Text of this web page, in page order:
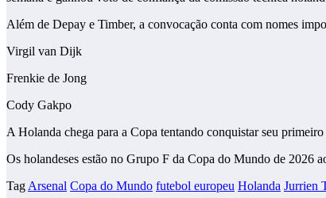
Além de Depay e Timber, a convocação conta com nomes
Virgil van Dijk
Frenkie de Jong
Cody Gakpo
A Holanda chega para a Copa tentando conquistar seu
Os holandeses estão no Grupo F da Copa do Mundo de 2026
Tag Arsenal Copa do Mundo futebol europeu Holanda Jurrien